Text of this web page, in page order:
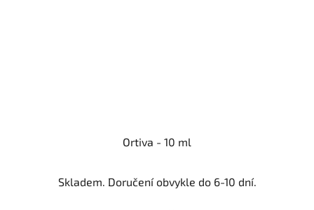
Ortiva - 10 ml
Skladem. Doručení obvykle do 6-10 dní.